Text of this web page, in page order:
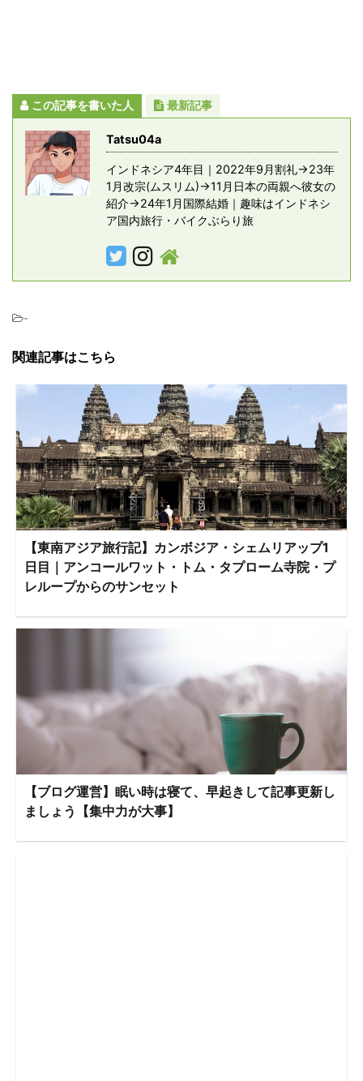
この記事を書いた人 最新記事
Tatsu04a
インドネシア4年目｜2022年9月割礼→23年
1月改宗(ムスリム)→11月日本の両親へ彼女の
紹介→24年1月国際結婚｜趣味はインドネシ
ア国内旅行・バイクぶらり旅
-
関連記事はこちら
【東南アジア旅行記】カンボジア・シェムリアップ1
日目｜アンコールワット・トム・タプローム寺院・プ
レループからのサンセット
【ブログ運営】眠い時は寝て、早起きして記事更新し
ましょう【集中力が大事】